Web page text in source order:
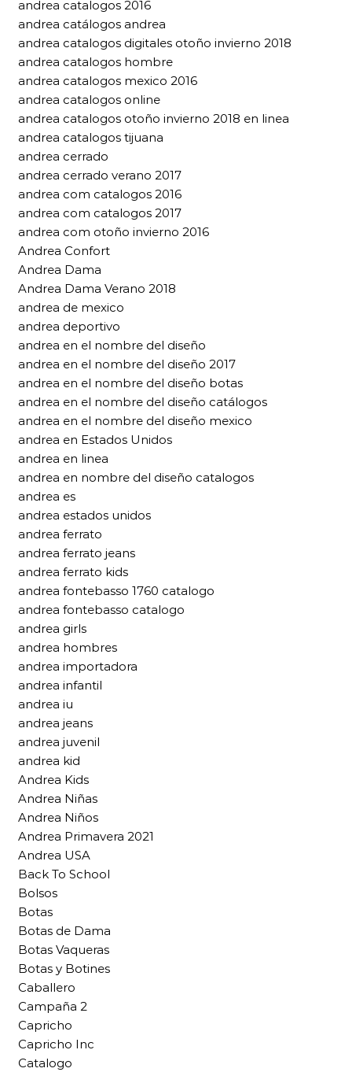
andrea catalogos 2016
andrea catálogos andrea
andrea catalogos digitales otoño invierno 2018
andrea catalogos hombre
andrea catalogos mexico 2016
andrea catalogos online
andrea catalogos otoño invierno 2018 en linea
andrea catalogos tijuana
andrea cerrado
andrea cerrado verano 2017
andrea com catalogos 2016
andrea com catalogos 2017
andrea com otoño invierno 2016
Andrea Confort
Andrea Dama
Andrea Dama Verano 2018
andrea de mexico
andrea deportivo
andrea en el nombre del diseño
andrea en el nombre del diseño 2017
andrea en el nombre del diseño botas
andrea en el nombre del diseño catálogos
andrea en el nombre del diseño mexico
andrea en Estados Unidos
andrea en linea
andrea en nombre del diseño catalogos
andrea es
andrea estados unidos
andrea ferrato
andrea ferrato jeans
andrea ferrato kids
andrea fontebasso 1760 catalogo
andrea fontebasso catalogo
andrea girls
andrea hombres
andrea importadora
andrea infantil
andrea iu
andrea jeans
andrea juvenil
andrea kid
Andrea Kids
Andrea Niñas
Andrea Niños
Andrea Primavera 2021
Andrea USA
Back To School
Bolsos
Botas
Botas de Dama
Botas Vaqueras
Botas y Botines
Caballero
Campaña 2
Capricho
Capricho Inc
Catalogo